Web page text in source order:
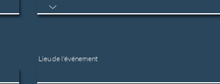
Lieu de l'événement